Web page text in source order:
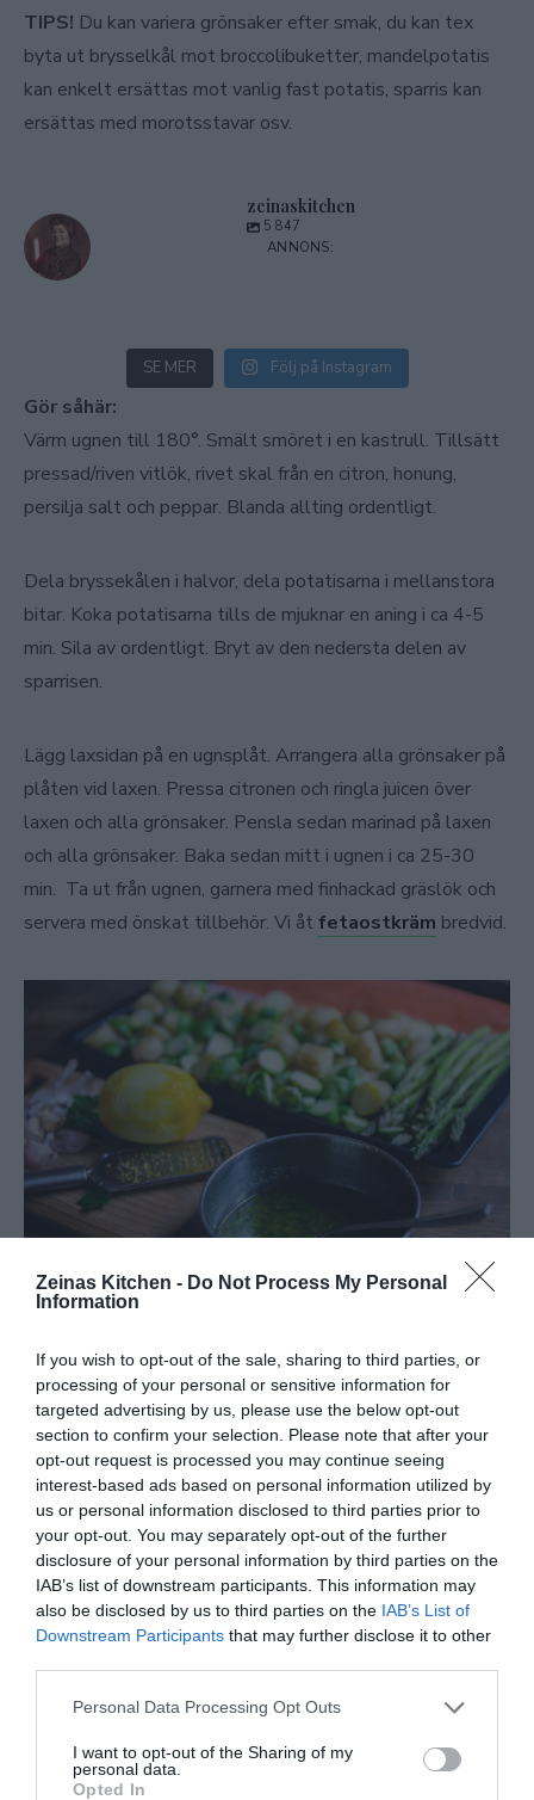
Zeinas Kitchen - Do Not Process My Personal
Information
If you wish to opt-out of the sale, sharing to third parties, or
processing of your personal or sensitive information for
targeted advertising by us, please use the below opt-out
section to confirm your selection. Please note that after your
opt-out request is processed you may continue seeing
interest-based ads based on personal information utilized by
us or personal information disclosed to third parties prior to
your opt-out. You may separately opt-out of the further
disclosure of your personal information by third parties on the
IAB’s list of downstream participants. This information may
also be disclosed by us to third parties on the IAB’s List of
Downstream Participants that may further disclose it to other
Personal Data Processing Opt Outs
I want to opt-out of the Sharing of my
personal data.
Opted In
TIPS! Du kan variera grönsaker efter smak, du kan tex
byta ut brysselkål mot broccolibuketter, mandelpotatis
kan enkelt ersättas mot vanlig fast potatis, sparris kan
ersättas med morotsstavar osv.
zeinaskitchen
5 847
SE MER Följ på Instagram
Gör såhär:
Värm ugnen till 180°. Smält smöret i en kastrull. Tillsätt
pressad/riven vitlök, rivet skal från en citron, honung,
persilja salt och peppar. Blanda allting ordentligt.
Dela bryssekålen i halvor, dela potatisarna i mellanstora
bitar. Koka potatisarna tills de mjuknar en aning i ca 4-5
min. Sila av ordentligt. Bryt av den nedersta delen av
sparrisen.
Lägg laxsidan på en ugnsplåt. Arrangera alla grönsaker på
plåten vid laxen. Pressa citronen och ringla juicen över
laxen och alla grönsaker. Pensla sedan marinad på laxen
och alla grönsaker. Baka sedan mitt i ugnen i ca 25-30
min. Ta ut från ugnen, garnera med finhackad gräslök och
servera med önskat tillbehör. Vi åt fetaostkräm bredvid.